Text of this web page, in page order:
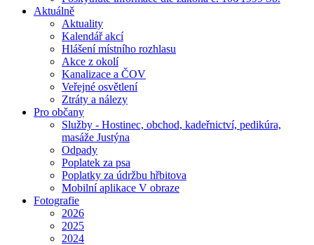
Aktuálně
Aktuality
Kalendář akcí
Hlášení místního rozhlasu
Akce z okolí
Kanalizace a ČOV
Veřejné osvětlení
Ztráty a nálezy
Pro občany
Služby - Hostinec, obchod, kadeřnictví, pedikúra,
masáže Justýna
Odpady
Poplatek za psa
Poplatky za údržbu hřbitova
Mobilní aplikace V obraze
Fotografie
2026
2025
2024